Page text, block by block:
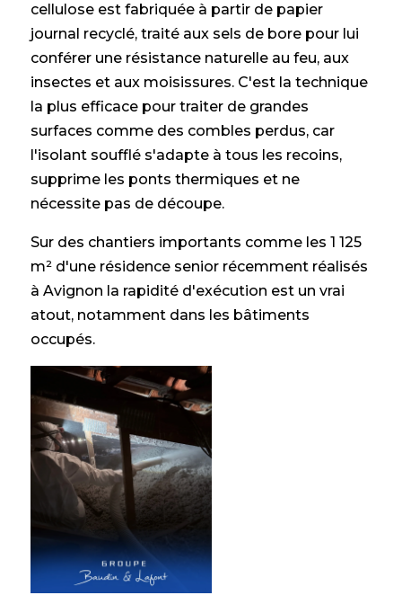
cellulose est fabriquée à partir de papier
journal recyclé, traité aux sels de bore pour lui
conférer une résistance naturelle au feu, aux
insectes et aux moisissures. C'est la technique
la plus efficace pour traiter de grandes
surfaces comme des combles perdus, car
l'isolant soufflé s'adapte à tous les recoins,
supprime les ponts thermiques et ne
nécessite pas de découpe.
Sur des chantiers importants comme les 1 125
m² d'une résidence senior récemment réalisés
à Avignon la rapidité d'exécution est un vrai
atout, notamment dans les bâtiments
occupés.